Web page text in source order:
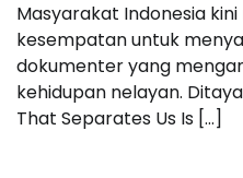
Masyarakat Indonesia
kesempatan untuk
dokumenter yang
kehidupan nelayan.
That Separates Us Is […]